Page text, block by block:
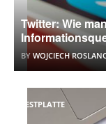
Twitter: Wie
BY WOJCIECH
FESTPLATTE